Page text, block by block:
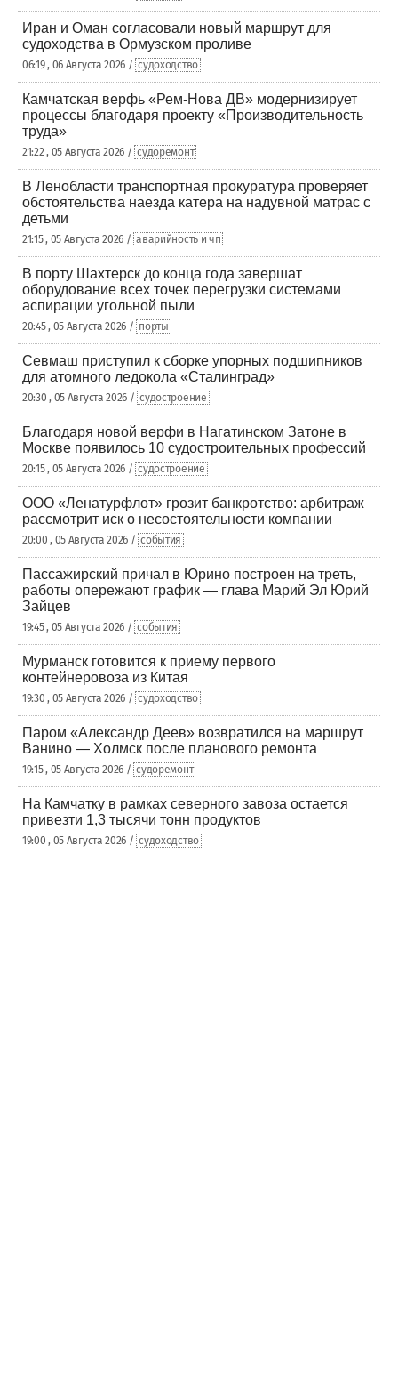
Иран и Оман согласовали новый маршрут для
судоходства в Ормузском проливе
06:19 , 06 Августа 2026 / судоходство
Камчатская верфь «Рем-Нова ДВ» модернизирует
процессы благодаря проекту «Производительность
труда»
21:22 , 05 Августа 2026 / судоремонт
В Ленобласти транспортная прокуратура проверяет
обстоятельства наезда катера на надувной матрас с
детьми
21:15 , 05 Августа 2026 / аварийность и чп
В порту Шахтерск до конца года завершат
оборудование всех точек перегрузки системами
аспирации угольной пыли
20:45 , 05 Августа 2026 / порты
Севмаш приступил к сборке упорных подшипников
для атомного ледокола «Сталинград»
20:30 , 05 Августа 2026 / судостроение
Благодаря новой верфи в Нагатинском Затоне в
Москве появилось 10 судостроительных профессий
20:15 , 05 Августа 2026 / судостроение
ООО «Ленатурфлот» грозит банкротство: арбитраж
рассмотрит иск о несостоятельности компании
20:00 , 05 Августа 2026 / события
Пассажирский причал в Юрино построен на треть,
работы опережают график — глава Марий Эл Юрий
Зайцев
19:45 , 05 Августа 2026 / события
Мурманск готовится к приему первого
контейнеровоза из Китая
19:30 , 05 Августа 2026 / судоходство
Паром «Александр Деев» возвратился на маршрут
Ванино — Холмск после планового ремонта
19:15 , 05 Августа 2026 / судоремонт
На Камчатку в рамках северного завоза остается
привезти 1,3 тысячи тонн продуктов
19:00 , 05 Августа 2026 / судоходство